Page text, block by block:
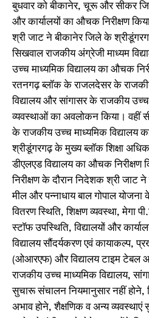
बुधवार को बीकानेर, चूरू और सीकर
और कार्यालयों का औचक निरीक्षण
श्री जाट ने बीकानेर जिले के
सिखवाल राजकीय अंग्रेजी माध्यम
उच्च माध्यमिक विद्यालय का औचक
रतनगढ़ ब्लॉक के राजलदेसर के
विद्यालय और सांगासर के राजकीय उच्च
व्यवस्थाओं का अवलोकन किया। वहीं
के राजकीय उच्च माध्यमिक विद्यालय
श्रीडूंगरगढ़ के मुख्य ब्लाॅक शिक्षा
डीएलएड विद्यालय का औचक निरीक्षण
निरीक्षण के दौरान निदेशक श्री जाट ने
मील और पन्नाधाय बाल गोपाल
वितरण स्थिति, शिक्षण व्यवस्था, मेगा
स्टाॅफ उपस्थिति, विद्यालयों और
विद्यालय सौंदर्यकरण एवं कायाकल्प,
(ओआरएफ) और विद्यालय टाइम टेबल
राजकीय उच्च माध्यमिक विद्यालय,
सुचारू संचालन नियमानुसार नहीं होने,
अभाव होने, शैक्षणिक व अन्य